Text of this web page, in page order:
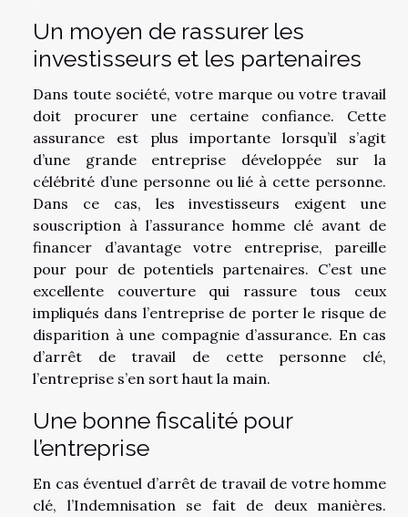
Un moyen de rassurer les
investisseurs et les partenaires
Dans toute société, votre marque ou votre travail
doit procurer une certaine confiance. Cette
assurance est plus importante lorsqu’il s’agit
d’une grande entreprise développée sur la
célébrité d’une personne ou lié à cette personne.
Dans ce cas, les investisseurs exigent une
souscription à l’assurance homme clé avant de
financer d’avantage votre entreprise, pareille
pour pour de potentiels partenaires. C’est une
excellente couverture qui rassure tous ceux
impliqués dans l’entreprise de porter le risque de
disparition à une compagnie d’assurance. En cas
d’arrêt de travail de cette personne clé,
l’entreprise s’en sort haut la main.
Une bonne fiscalité pour
l’entreprise
En cas éventuel d’arrêt de travail de votre homme
clé, l’Indemnisation se fait de deux manières.